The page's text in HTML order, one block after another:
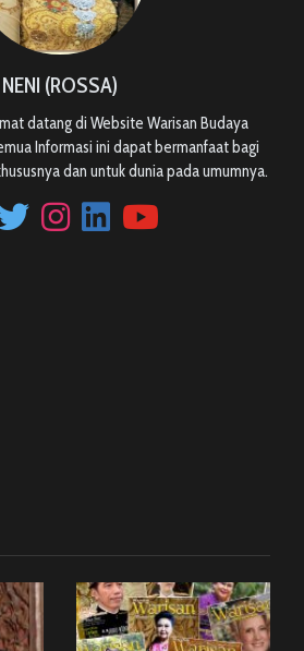
NENI (ROSSA)
datang di Website Warisan Budaya
Informasi ini dapat bermanfaat bagi
dan untuk dunia pada umumnya.